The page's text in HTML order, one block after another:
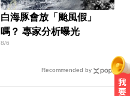
白海豚會放「颱風假」
嗎？ 專家分析曝光
8/6
Recommended by